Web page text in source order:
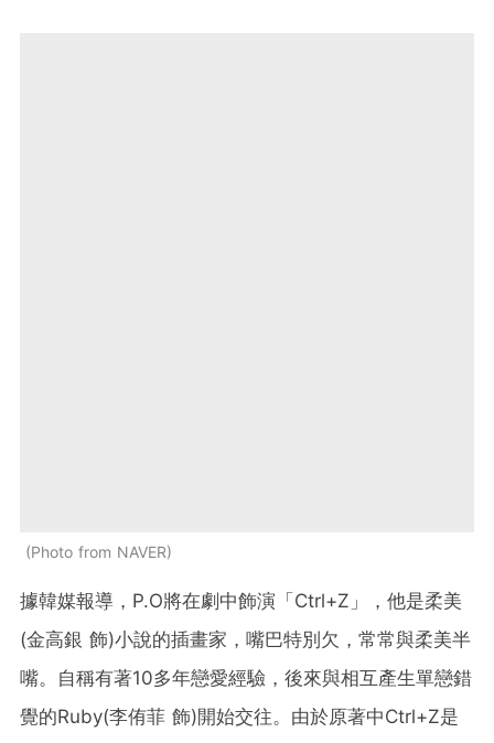
Photo from NAVER
據韓媒報導，P.O將在劇中飾演「Ctrl+Z」，他是柔美
(金高銀 飾)小說的插畫家，嘴巴特別欠，常常與柔美半
嘴。自稱有著10多年戀愛經驗，後來與相互產生單戀錯
覺的Ruby(李侑菲 飾)開始交往。由於原著中Ctrl+Z是